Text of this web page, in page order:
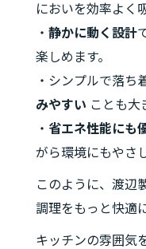
においを効率よく
・ 静かに動く設計
楽しめます。
・シンプルで落ち
みやすい ことも大
・ 省エネ性能にも
がら環境にもやさ
このように、渡辺
調理をもっと快適
キッチンの雰囲気